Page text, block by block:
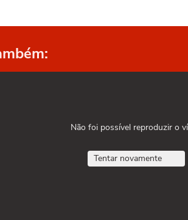
Não foi possível reproduzir o
Tentar novamente